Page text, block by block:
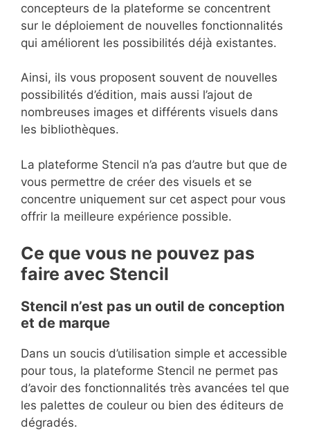
concepteurs de la plateforme se concentrent
sur le déploiement de nouvelles fonctionnalités
qui améliorent les possibilités déjà existantes.
Ainsi, ils vous proposent souvent de nouvelles
possibilités d’édition, mais aussi l’ajout de
nombreuses images et différents visuels dans
les bibliothèques.
La plateforme Stencil n’a pas d’autre but que de
vous permettre de créer des visuels et se
concentre uniquement sur cet aspect pour vous
offrir la meilleure expérience possible.
Ce que vous ne pouvez pas
faire avec Stencil
Stencil n’est pas un outil de conception
et de marque
Dans un soucis d’utilisation simple et accessible
pour tous, la plateforme Stencil ne permet pas
d’avoir des fonctionnalités très avancées tel que
les palettes de couleur ou bien des éditeurs de
dégradés.